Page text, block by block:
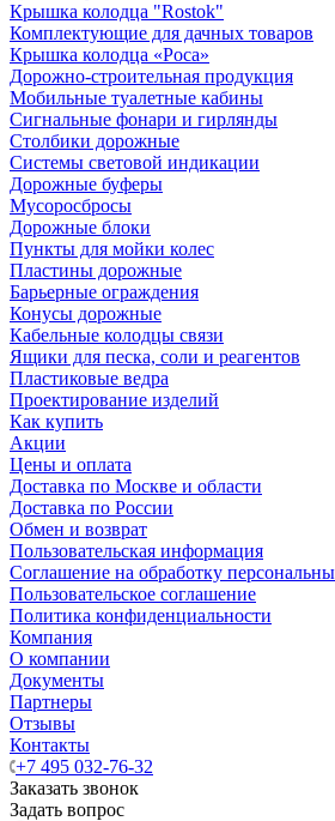
Крышка колодца "Rostok"
Комплектующие для дачных товаров
Крышка колодца «Роса»
Дорожно-строительная продукция
Мобильные туалетные кабины
Сигнальные фонари и гирлянды
Столбики дорожные
Системы световой индикации
Дорожные буферы
Мусоросбросы
Дорожные блоки
Пункты для мойки колес
Пластины дорожные
Барьерные ограждения
Конусы дорожные
Кабельные колодцы связи
Ящики для песка, соли и реагентов
Пластиковые ведра
Проектирование изделий
Как купить
Акции
Цены и оплата
Доставка по Москве и области
Доставка по России
Обмен и возврат
Пользовательская информация
Соглашение на обработку
Пользовательское соглашение
Политика конфиденциальности
Компания
О компании
Документы
Партнеры
Отзывы
Контакты
+7 495 032-76-32
Заказать звонок
Задать вопрос